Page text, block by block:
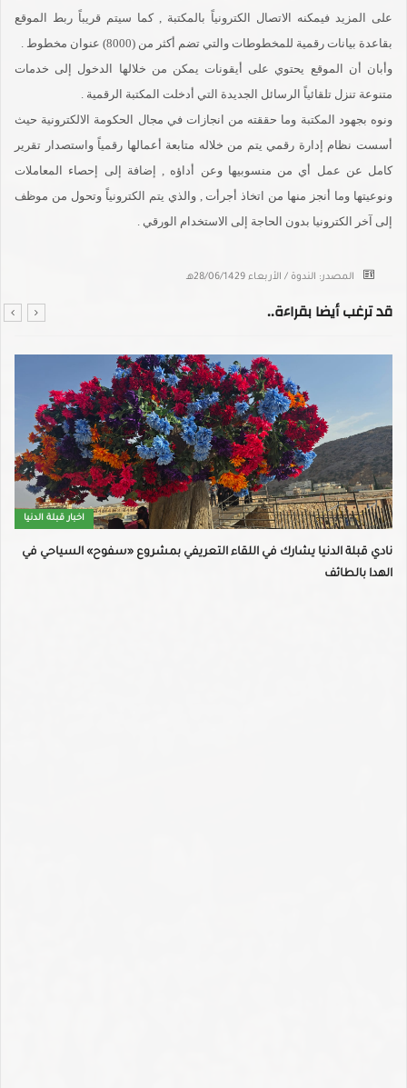
على المزيد فيمكنه الاتصال الكترونياً بالمكتبة , كما سيتم قريباً ربط الموقع
بقاعدة بيانات رقمية للمخطوطات والتي تضم أكثر من (8000) عنوان مخطوط .
وأبان أن الموقع يحتوي على أيقونات يمكن من خلالها الدخول إلى خدمات
متنوعة تنزل تلقائياً الرسائل الجديدة التي أدخلت المكتبة الرقمية .
ونوه بجهود المكتبة وما حققته من انجازات في مجال الحكومة الالكترونية حيث
أسست نظام إدارة رقمي يتم من خلاله متابعة أعمالها رقمياً واستصدار تقرير
كامل عن عمل أي من منسوبيها وعن أداؤه , إضافة إلى إحصاء المعاملات
ونوعيتها وما أنجز منها من اتخاذ أجرأت , والذي يتم الكترونياً وتحول من موظف
إلى آخر الكترونيا بدون الحاجة إلى الاستخدام الورقي .
المصدر: الندوة / الأربعاء 28/06/1429هـ
قد ترغب أيضا بقراءة..
اخبار قبلة الدنيا
نادي قبلة الدنيا يشارك في اللقاء التعريفي بمشروع «سفوح» السياحي في
الهدا بالطائف